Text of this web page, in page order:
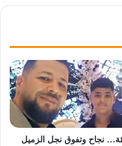
نجاح وتفوق نجل الزميل